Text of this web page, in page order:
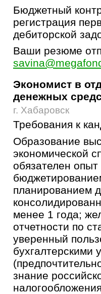
Бюджетный
регистрация
дебиторской
Ваши резюме
Экономист в
денежных
г. Хабаровск
Требования к
Образование
экономической
обязателен
планированием
менее 1 года;
отчетности по
уверенный
бухгалтерскими
знание